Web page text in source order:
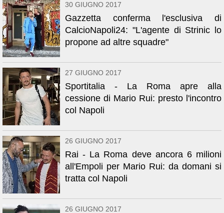
30 GIUGNO 2017
Gazzetta conferma l'esclusiva di
CalcioNapoli24: "L'agente di Strinic lo
propone ad altre squadre"
27 GIUGNO 2017
Sportitalia - La Roma apre alla
cessione di Mario Rui: presto l'incontro
col Napoli
26 GIUGNO 2017
Rai - La Roma deve ancora 6 milioni
all'Empoli per Mario Rui: da domani si
tratta col Napoli
26 GIUGNO 2017